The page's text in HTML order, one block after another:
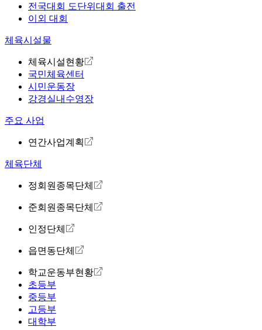
전국대회 도단위대회 출전
이외 대회
체육시설물
체육시설현황
국민체육센터
시민운동장
강경실내수영장
주요 사업
연간사업계획
체육단체
정회원종목단체
준회원종목단체
인정단체
읍면동단체
학교운동부현황
초등부
중등부
고등부
대학부